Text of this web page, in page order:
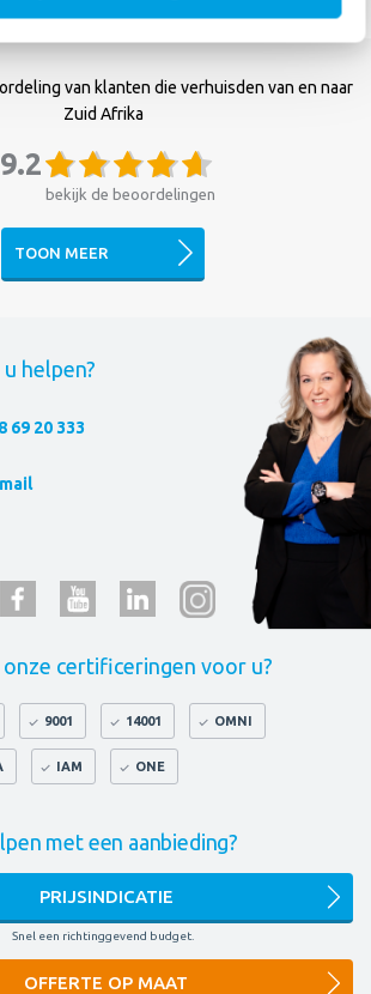
van klanten die verhuisden van en naar
Zuid Afrika
bekijk de beoordelingen
9.2
TOON MEER
helpen?
69 20 333
certificeringen voor u?
9001 14001 OMNI
IAM ONE
met een aanbieding?
PRIJSINDICATIE
Snel een richtinggevend budget.
OFFERTE OP MAAT